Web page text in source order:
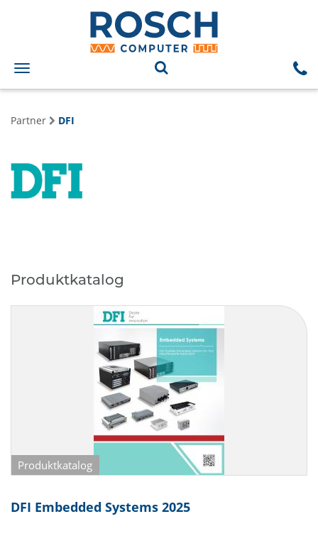
Toggle
navigation
Partner DFI
Produktkatalog
Produktkatalog
DFI Embedded Systems 2025